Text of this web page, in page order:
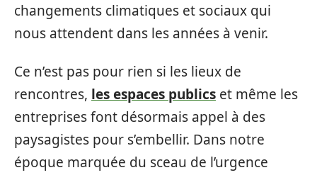
changements climatiques et sociaux qui
nous attendent dans les années à venir.
Ce n’est pas pour rien si les lieux de
rencontres, les espaces publics et même les
entreprises font désormais appel à des
paysagistes pour s’embellir. Dans notre
époque marquée du sceau de l’urgence